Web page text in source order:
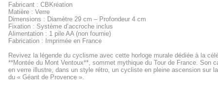
Fabricant : CBKréation
Matière : Verre
Dimensions : Diamètre 29 cm – Profondeur 4 cm
Fixation : Système d’accroche inclus
Alimentation : 1 pile AA (non fournie)
Fabrication : Imprimée en France
Revivez la légende du cyclisme avec cette horloge murale dédiée à la
**Montée du Mont Ventoux**, sommet mythique du Tour de France. Son
en verre illustre, dans un style rétro, un cycliste en pleine ascension sur
du « Géant de Provence ».